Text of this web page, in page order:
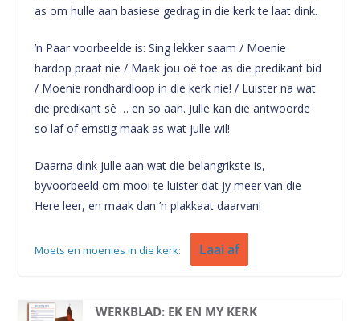
as om hulle aan basiese gedrag in die kerk te laat dink.
’n Paar voorbeelde is: Sing lekker saam / Moenie
hardop praat nie / Maak jou oë toe as die predikant bid
/ Moenie rondhardloop in die kerk nie! / Luister na wat
die predikant sê … en so aan. Julle kan die antwoorde
so laf of ernstig maak as wat julle wil!
Daarna dink julle aan wat die belangrikste is,
byvoorbeeld om mooi te luister dat jy meer van die
Here leer, en maak dan ’n plakkaat daarvan!
Moets en moenies in die kerk: Laai af
WERKBLAD: EK EN MY KERK